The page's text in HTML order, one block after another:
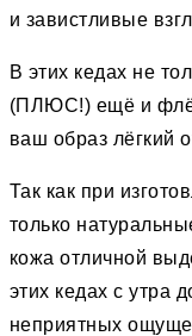
и завистливые
В этих кедах не
(ПЛЮС!) ещё и
ваш образ лёгкий
Так как при
только
кожа отличной
этих кедах с утра
неприятных